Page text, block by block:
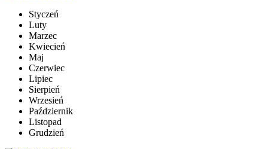
Styczeń
Luty
Marzec
Kwiecień
Maj
Czerwiec
Lipiec
Sierpień
Wrzesień
Październik
Listopad
Grudzień